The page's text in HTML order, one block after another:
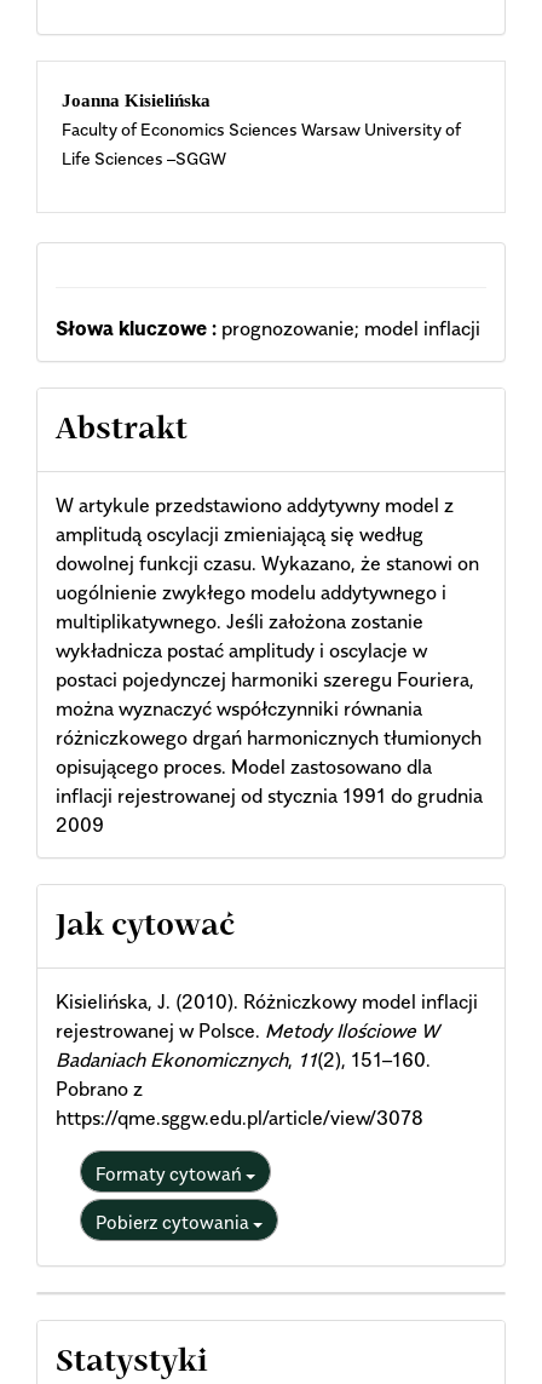
Main
Article
Content
Joanna Kisielińska
Faculty of Economics Sciences Warsaw University of
Life Sciences –SGGW
Słowa kluczowe : prognozowanie; model inflacji
Abstrakt
W artykule przedstawiono addytywny model z
amplitudą oscylacji zmieniającą się według
dowolnej funkcji czasu. Wykazano, że stanowi on
uogólnienie zwykłego modelu addytywnego i
multiplikatywnego. Jeśli założona zostanie
wykładnicza postać amplitudy i oscylacje w
postaci pojedynczej harmoniki szeregu Fouriera,
można wyznaczyć współczynniki równania
różniczkowego drgań harmonicznych tłumionych
opisującego proces. Model zastosowano dla
inflacji rejestrowanej od stycznia 1991 do grudnia
2009
Article
Details
Jak cytować
Kisielińska, J. (2010). Różniczkowy model inflacji
rejestrowanej w Polsce. Metody Ilościowe W
Badaniach Ekonomicznych, 11(2), 151–160.
Pobrano z
https://qme.sggw.edu.pl/article/view/3078
Formaty cytowań
Pobierz cytowania
Statystyki